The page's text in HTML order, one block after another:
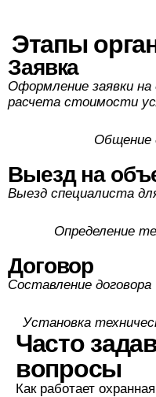
Этапы
Заявка
Оформление заявки на
расчета стоимости
Общение
Выезд на
Выезд специалиста
Определение
Договор
Составление договора
Установка
Часто
вопросы
Как работает